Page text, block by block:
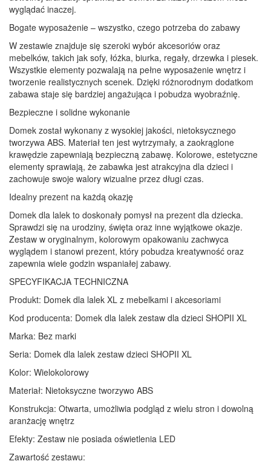
wyglądać inaczej.
Bogate wyposażenie – wszystko, czego potrzeba do zabawy
W zestawie znajduje się szeroki wybór akcesoriów oraz
mebelków, takich jak sofy, łóżka, biurka, regały, drzewka i piesek.
Wszystkie elementy pozwalają na pełne wyposażenie wnętrz i
tworzenie realistycznych scenek. Dzięki różnorodnym dodatkom
zabawa staje się bardziej angażująca i pobudza wyobraźnię.
Bezpieczne i solidne wykonanie
Domek został wykonany z wysokiej jakości, nietoksycznego
tworzywa ABS. Materiał ten jest wytrzymały, a zaokrąglone
krawędzie zapewniają bezpieczną zabawę. Kolorowe, estetyczne
elementy sprawiają, że zabawka jest atrakcyjna dla dzieci i
zachowuje swoje walory wizualne przez długi czas.
Idealny prezent na każdą okazję
Domek dla lalek to doskonały pomysł na prezent dla dziecka.
Sprawdzi się na urodziny, święta oraz inne wyjątkowe okazje.
Zestaw w oryginalnym, kolorowym opakowaniu zachwyca
wyglądem i stanowi prezent, który pobudza kreatywność oraz
zapewnia wiele godzin wspaniałej zabawy.
SPECYFIKACJA TECHNICZNA
Produkt: Domek dla lalek XL z mebelkami i akcesoriami
Kod producenta: Domek dla lalek zestaw dla dzieci SHOPII XL
Marka: Bez marki
Seria: Domek dla lalek zestaw dzieci SHOPII XL
Kolor: Wielokolorowy
Materiał: Nietoksyczne tworzywo ABS
Konstrukcja: Otwarta, umożliwia podgląd z wielu stron i dowolną
aranżację wnętrz
Efekty: Zestaw nie posiada oświetlenia LED
Zawartość zestawu: